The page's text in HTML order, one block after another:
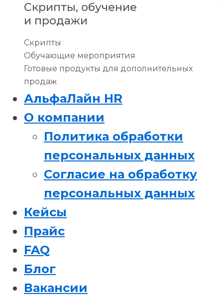
Скрипты, обучение
и продажи
Скрипты
Обучающие мероприятия
Готовые продукты для дополнительных
продаж
АльфаЛайн HR
О компании
Политика обработки
персональных данных
Согласие на обработку
персональных данных
Кейсы
Прайс
FAQ
Блог
Вакансии